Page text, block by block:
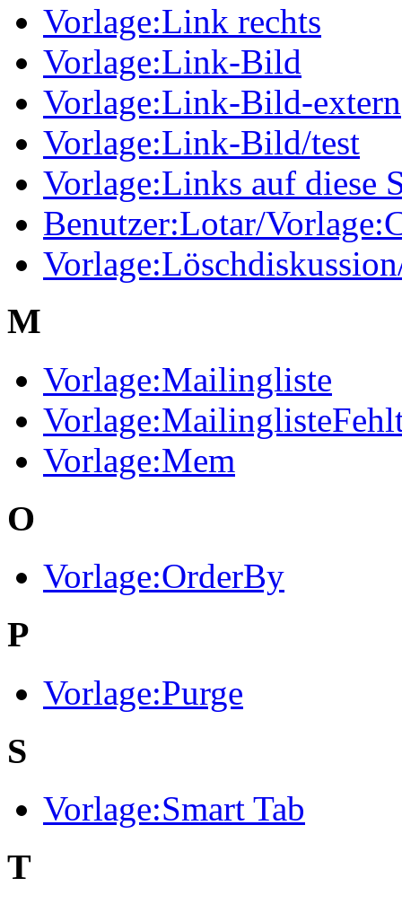
Vorlage:Link rechts
Vorlage:Link-Bild
Vorlage:Link-Bild-extern
Vorlage:Link-Bild/test
Vorlage:Links auf diese
Benutzer:Lotar/
M
Vorlage:Mailingliste
Vorlage:Mem
O
Vorlage:OrderBy
P
Vorlage:Purge
S
Vorlage:Smart Tab
T